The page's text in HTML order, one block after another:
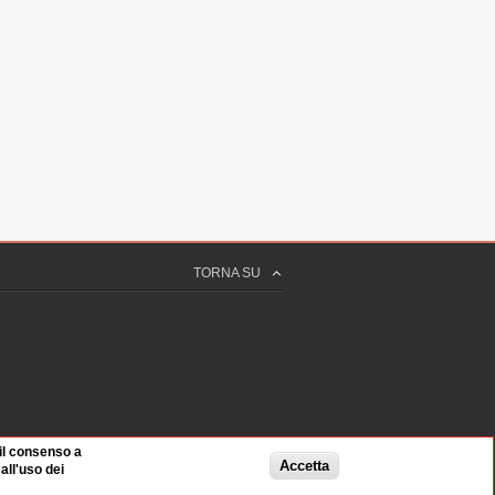
TORNA SU
consenso a
dei
Accetta